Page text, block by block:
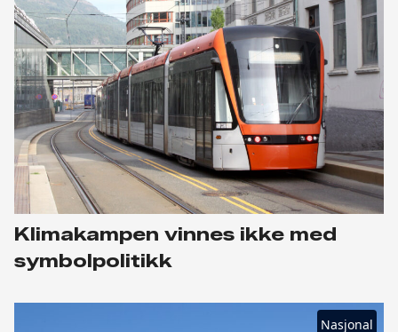
Klimakampen vinnes ikke med
symbolpolitikk
Nasjonal